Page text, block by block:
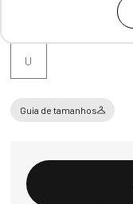
U
Guia de tamanhos